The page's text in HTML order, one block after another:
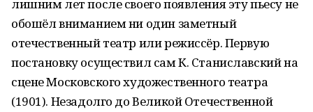
лишним лет после своего появления эту пьесу не
обошёл вниманием ни один заметный
отечественный театр или режиссёр. Первую
постановку осуществил сам К. Станиславский на
сцене Московского художественного театра
(1901). Незадолго до Великой Отечественной